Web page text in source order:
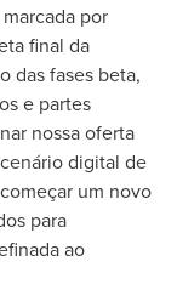
por
final da
das fases beta,
e partes
nossa oferta
digital de
um novo
para
ao